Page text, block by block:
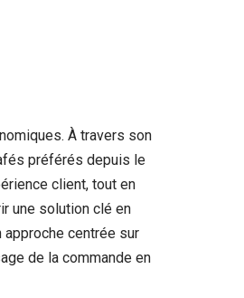
À travers son
préférés depuis le
client, tout en
une solution clé en
centrée sur
de la commande en